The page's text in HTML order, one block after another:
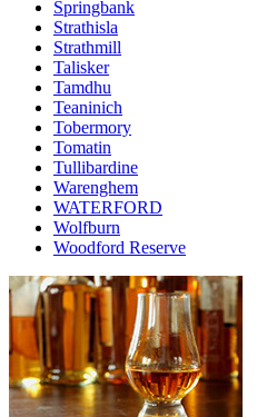
Springbank
Strathisla
Strathmill
Talisker
Tamdhu
Teaninich
Tobermory
Tomatin
Tullibardine
Warenghem
WATERFORD
Wolfburn
Woodford Reserve